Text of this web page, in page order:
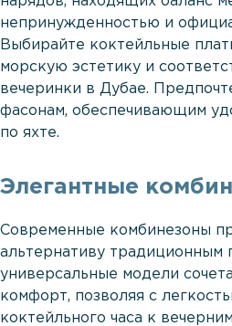
непринужденностью и
Выбирайте коктейльные
морскую эстетику и
вечеринки в Дубае.
фасонам, обеспечивающим
по яхте.
Элегантные
Современные комбинезоны
альтернативу традиционным
универсальные модели
комфорт, позволяя с
коктейльного часа к